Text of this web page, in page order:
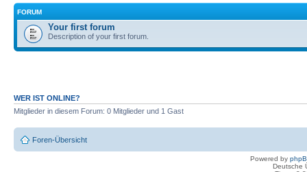
FORUM
Your first forum
Description of your first forum.
WER IST ONLINE?
Mitglieder in diesem Forum: 0 Mitglieder und 1 Gast
Foren-Übersicht
Powered by
Deutsche